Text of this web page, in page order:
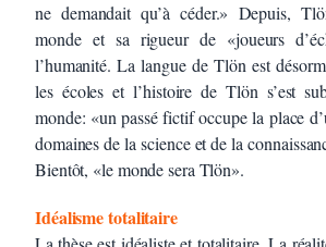
ne demandait qu’à céder.» Depuis,
monde et sa rigueur de «joueurs
l’humanité. La langue de Tlön est
les écoles et l’histoire de Tlön s’est
monde: «un passé fictif occupe la place
domaines de la science et de la
Bientôt, «le monde sera Tlön».
Idéalisme totalitaire